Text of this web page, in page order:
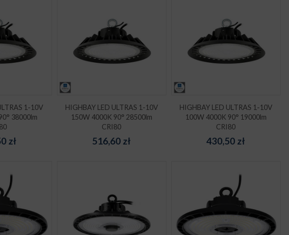
1-10V
38000lm
zł
HIGHBAY LED ULTRAS 1-10V
150W 4000K 90° 28500lm
CRI80
516,60 zł
HIGHBAY LED ULTRAS 1-10V
100W 4000K 90° 19000lm
CRI80
430,50 zł